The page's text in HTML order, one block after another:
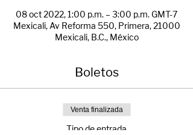
08 oct 2022, 1:00 p.m. – 3:00 p.m. GMT-7
Mexicali, Av Reforma 550, Primera, 21000
Mexicali, B.C., México
Boletos
Venta finalizada
Tipo de entrada